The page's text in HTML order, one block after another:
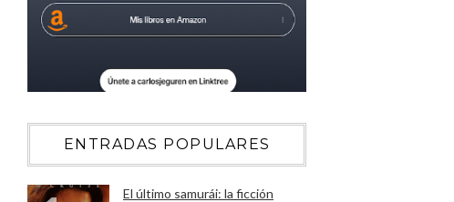
ENTRADAS POPULARES
El último samurái: la ficción